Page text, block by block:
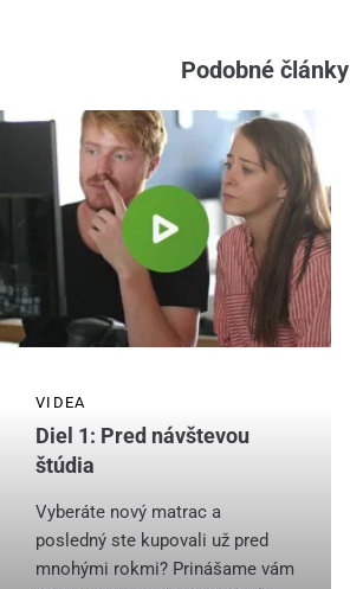
Podobné články
VIDEA
Diel 1: Pred návštevou
štúdia
Vyberáte nový matrac a
posledný ste kupovali už pred
mnohými rokmi? Prinášame vám